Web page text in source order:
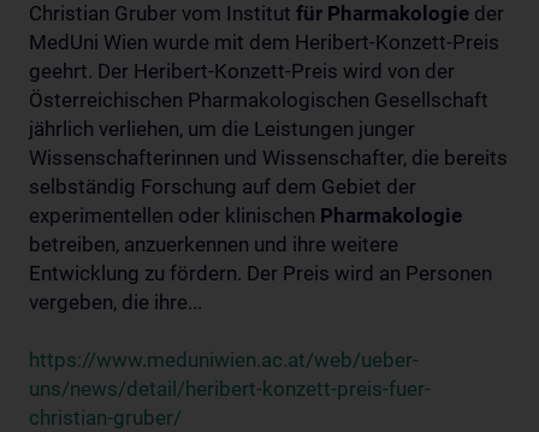
Christian Gruber vom Institut für Pharmakologie der
MedUni Wien wurde mit dem Heribert-Konzett-Preis
geehrt. Der Heribert-Konzett-Preis wird von der
Österreichischen Pharmakologischen Gesellschaft
jährlich verliehen, um die Leistungen junger
Wissenschafterinnen und Wissenschafter, die bereits
selbständig Forschung auf dem Gebiet der
experimentellen oder klinischen Pharmakologie
betreiben, anzuerkennen und ihre weitere
Entwicklung zu fördern. Der Preis wird an Personen
vergeben, die ihre...
https://www.meduniwien.ac.at/web/ueber-
uns/news/detail/heribert-konzett-preis-fuer-
christian-gruber/